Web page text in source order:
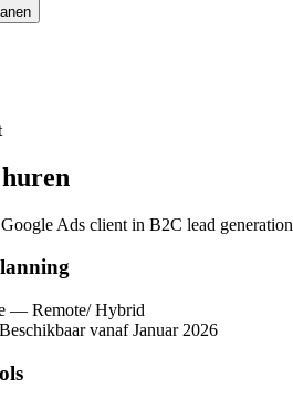
Ads client in B2C lead generation
— Remote/ Hybrid
vanaf Januar 2026